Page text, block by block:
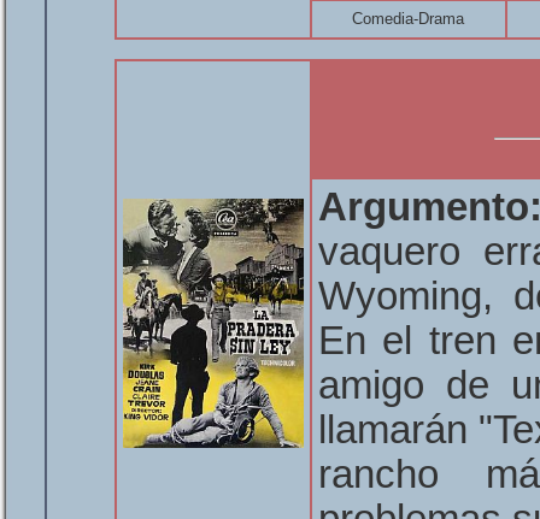
Comedia-Drama
vaquero
Wyoming,
En el tren
amigo de
llamarán
rancho